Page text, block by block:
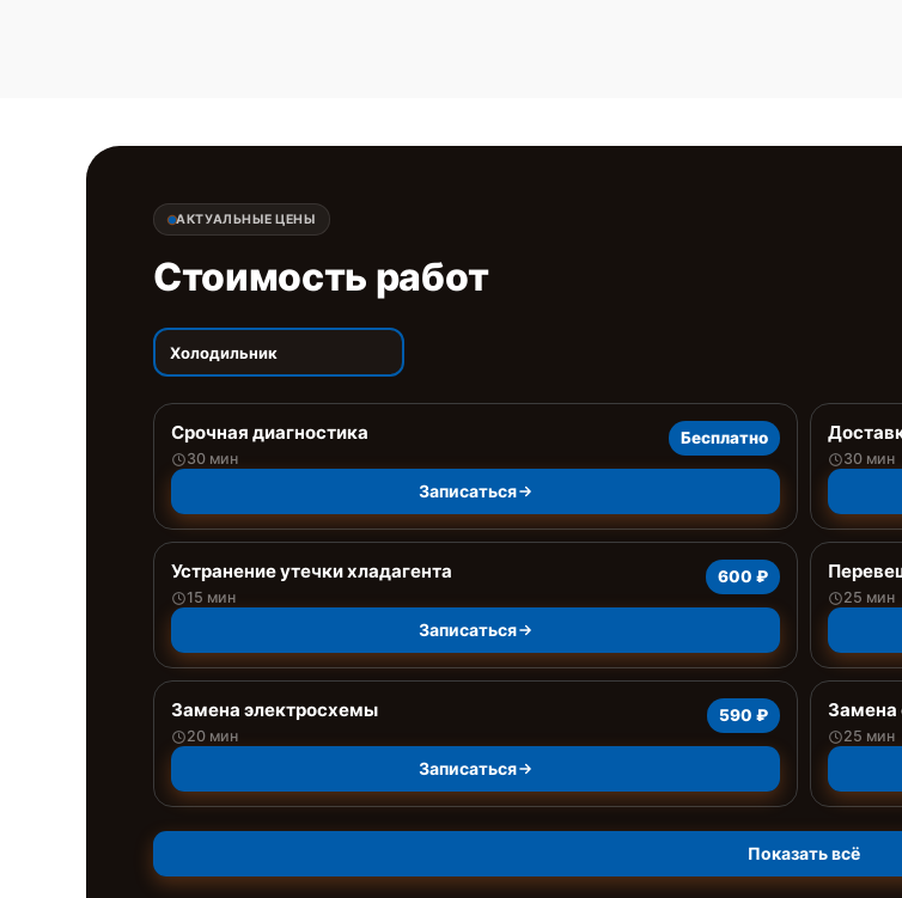
АКТУАЛЬНЫЕ ЦЕНЫ
Стоимость работ
Холодильник
Срочная диагностика
30 мин
Бесплатно
Записаться
30 мин
Устранение утечки хладагента
15 мин
600 ₽
Записаться
25 мин
Замена электросхемы
20 мин
590 ₽
Записаться
Замена
25 мин
Показать всё